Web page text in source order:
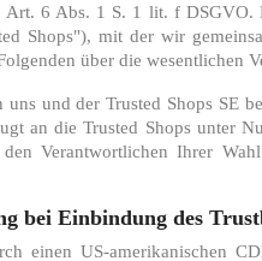
Art. 6 Abs. 1 S. 1 lit. f DSGVO.
Shops"), mit der wir
über die wesentlichen
und der Trusted Shops SE
an die Trusted Shops unter
Verantwortlichen Ihrer
bei Einbindung des
einen US-amerikanischen